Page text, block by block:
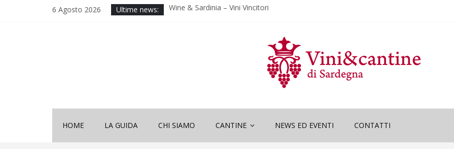
6 Agosto 2026 Ultime news:
2025
Wine & Sardinia – Vini Vincitori
Nona Edizione “Wine and Sardinia”
HOME LA GUIDA CHI SIAMO CANTINE NEWS ED EVENTI CONTATTI